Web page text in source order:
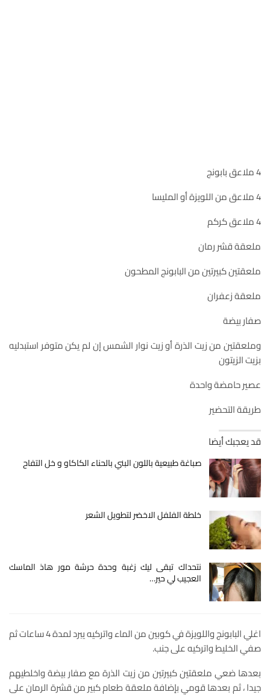
4 ملاعق بابونج
4 ملاعق من اللويزة أو المليسا
4 ملاعق كركم
ملعقة قشر رمان
ملعقتين كبيرتين من البابونج المطحون
ملعقة زعفران
صفار بيضة
وملعقتين من زيت الذرة أو زيت نوار الشمس إن لم يكن متوفر استبدليه
بزيت الزيتون
عصير حامضة واحدة
طريقة التحضير
قد يعجبك أيضا
صباغة طبيعية باللون البني بالحناء الكاكاو و خل التفاح
خلطة الفلفل الاخضر لتطويل الشعر
نتحداك تبقى ليك زغبة وحدة حرشة مور هاذ الماسك
العجيب لي حير…
اغلي البابونج واللويزة في كوبين من الماء واتركيه يبرد لمدة 4 ساعات ثم
صفي الخليط واتركيه على جنب.
بعدها ضعي ملعقتين كبيرتين من زيت الذرة مع صفار بيضة واخلطيهم
جيدا ، ثم بعدها قومي بإضافة ملعقة طعام كبير من قشرة الرمان على